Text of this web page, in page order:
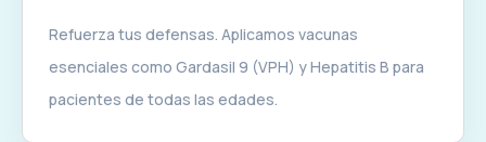
Refuerza tus defensas. Aplicamos vacunas
esenciales como Gardasil 9 (VPH) y Hepatitis B para
pacientes de todas las edades.